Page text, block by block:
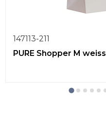
147113-211
PURE Shopper M weiss